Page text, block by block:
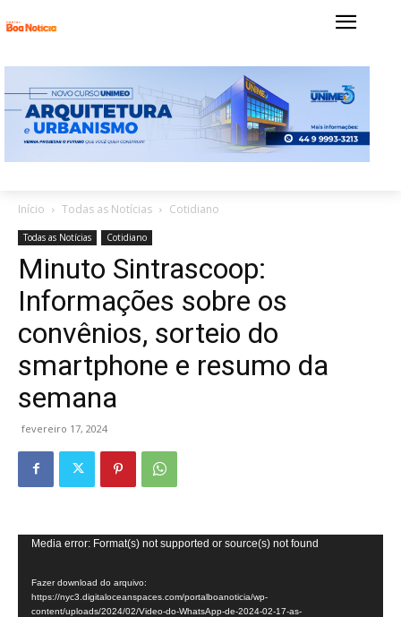
Início Todas as Notícias Cotidiano
Todas as Notícias Cotidiano
Minuto Sintrascoop:
Informações sobre os
convênios, sorteio do
smartphone e resumo da
semana
fevereiro 17, 2024
Tocador
vídeo
Media error: Format(s) not supported or source(s) not found
Fazer download do arquivo:
https://nyc3.digitaloceanspaces.com/portalboanoticia/wp-
content/uploads/2024/02/Video-do-WhatsApp-de-2024-02-17-as-